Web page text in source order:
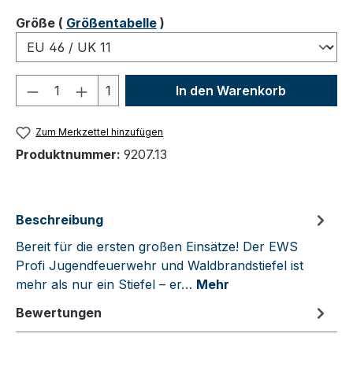
Größeauswählen
( Größentabelle )
Produkt Anzahl: Gib den
1 In den Warenkorb
Zum Merkzettel hinzufügen
Produktnummer: 9207.13
Beschreibung
Bereit für die ersten großen Einsätze! Der EWS
Profi Jugendfeuerwehr und Waldbrandstiefel ist
mehr als nur ein Stiefel – er… Mehr
Bewertungen